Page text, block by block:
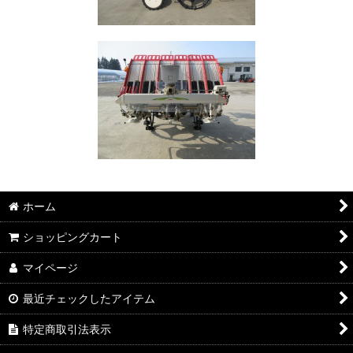
ホーム
ショッピングカート
マイページ
最近チェックしたアイテム
特定商取引法表示